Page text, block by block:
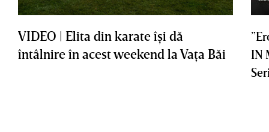
VIDEO | Elita din karate îşi dă
întâlnire în acest weekend la Vaţa Băi
IN